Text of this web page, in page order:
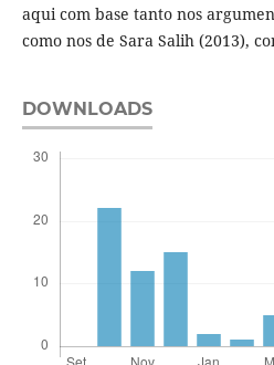
aqui com base tanto nos
como nos de Sara Salih (2013),
DOWNLOADS